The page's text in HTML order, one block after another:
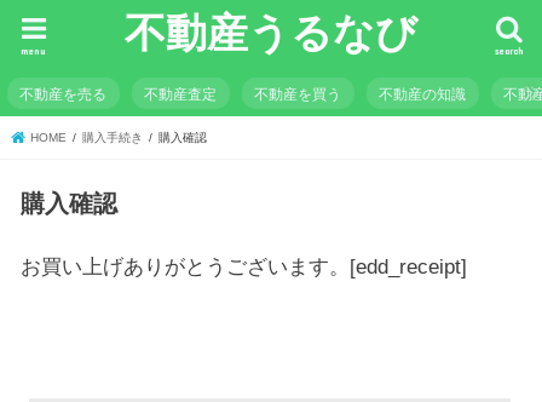
不動産うるなび search
menu
不動産を売る 不動産査定 不動産を買う 不動産の知識 不動
HOME 購入手続き 購入確認
購入確認
お買い上げありがとうございます。[edd_receipt]